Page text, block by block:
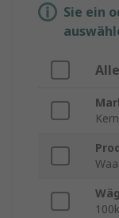
Sie ein
Kern